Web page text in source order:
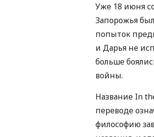
Уже 18 июня
Запорожья
попыток
и Дарья не
больше
войны.
Название In
переводе
философию